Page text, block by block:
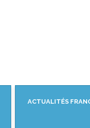
ACTUALITÉS